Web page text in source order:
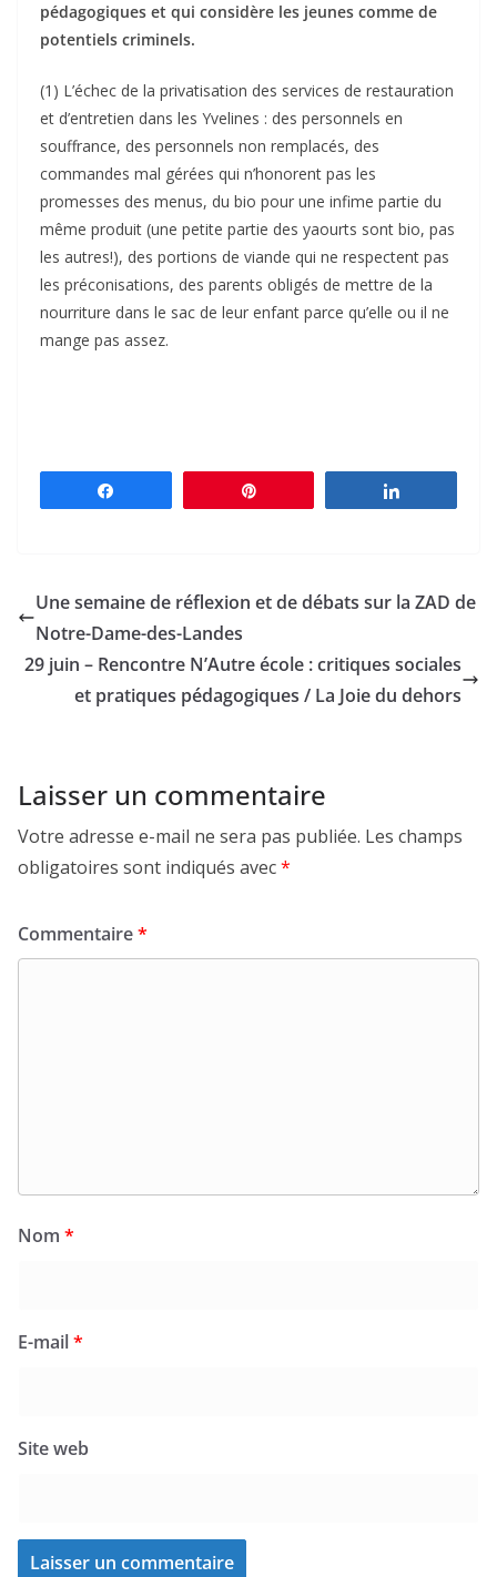
pédagogiques et qui considère les jeunes comme de
potentiels criminels.
(1) L’échec de la privatisation des services de restauration
et d’entretien dans les Yvelines : des personnels en
souffrance, des personnels non remplacés, des
commandes mal gérées qui n’honorent pas les
promesses des menus, du bio pour une infime partie du
même produit (une petite partie des yaourts sont bio, pas
les autres!), des portions de viande qui ne respectent pas
les préconisations, des parents obligés de mettre de la
nourriture dans le sac de leur enfant parce qu’elle ou il ne
mange pas assez.
Une semaine de réflexion et de débats sur la ZAD de
Notre-Dame-des-Landes
29 juin – Rencontre N’Autre école : critiques sociales
et pratiques pédagogiques / La Joie du dehors
Laisser un commentaire
Votre adresse e-mail ne sera pas publiée. Les champs
obligatoires sont indiqués avec*
Commentaire*
Nom *
E-mail*
Site web